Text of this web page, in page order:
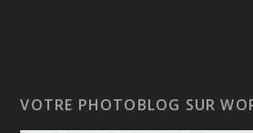
VOTRE PHOTOBLOG SUR